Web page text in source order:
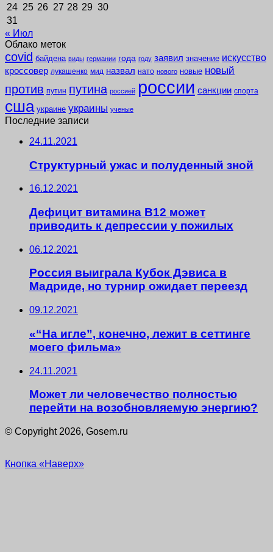
24 25 26 27 28 29 30
31
« Июл
Облако меток
covid байдена виды германии года году заявил значение искусство
кроссовер лукашенко мид назвал нато нового новые новый
против путин путина россией россии санкции спорта
сша украине украины ученые
Последние записи
24.11.2021
Структурный ужас и полуденный зной
16.12.2021
Дефицит витамина B12 может
приводить к депрессии у пожилых
06.12.2021
Россия выиграла Кубок Дэвиса в
Мадриде, но турнир ожидает переезд
09.12.2021
«“На игле”, конечно, лежит в сеттинге
моего фильма»
24.11.2021
Может ли человечество полностью
перейти на возобновляемую энергию?
© Copyright 2026, Gosem.ru
Кнопка «Наверх»